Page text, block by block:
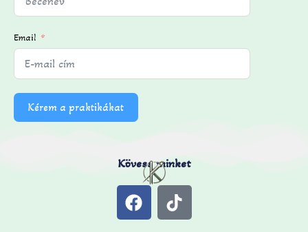
Email
Kérem a praktikákat
Kövess minket